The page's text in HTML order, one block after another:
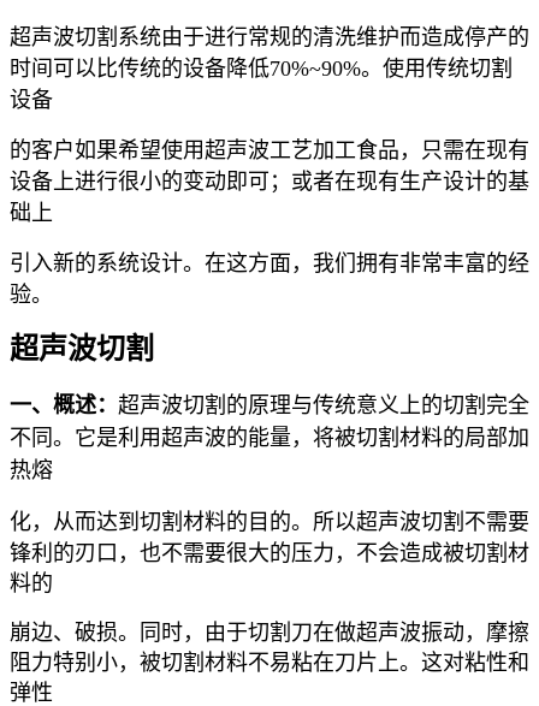
超声波切割系统由于进行常规的清洗维护而造成停产的
时间可以比传统的设备降低70%~90%。使用传统切割
设备
的客户如果希望使用超声波工艺加工食品，只需在现有
设备上进行很小的变动即可；或者在现有生产设计的基
础上
引入新的系统设计。在这方面，我们拥有非常丰富的经
验。
超声波切割
一、概述： 超声波切割的原理与传统意义上的切割完全
不同。它是利用超声波的能量，将被切割材料的局部加
热熔
化，从而达到 切割材料的目的。所以超声波切割不需要
锋利的刃口，也不需要很大的压力，不会造成被切割材
料的
崩边、破损。同时，由于切割刀在做超声波振动，摩擦
阻力特别小，被切割材料不易粘在刀片上。这对粘性和
弹性